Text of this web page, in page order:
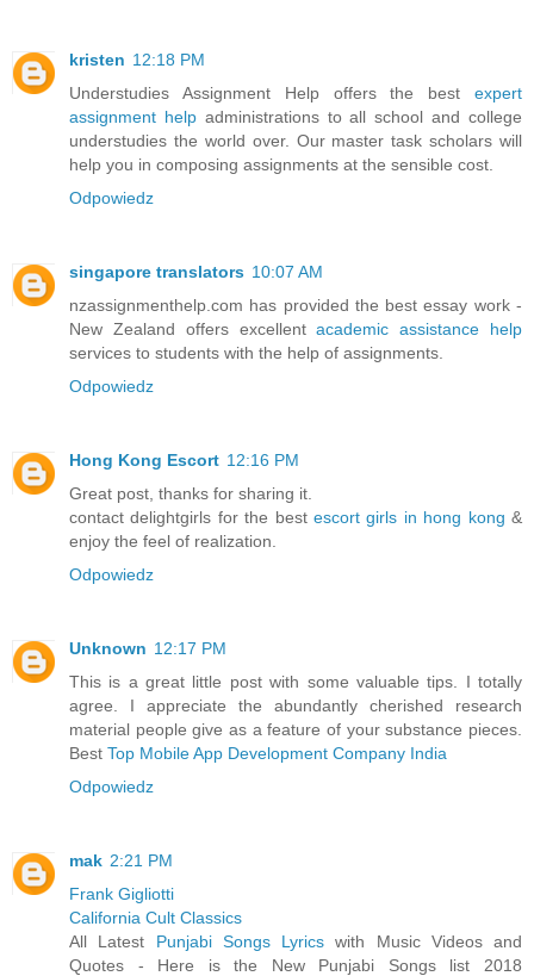
kristen 12:18 PM
Understudies Assignment Help offers the best expert
assignment helpadministrations to all school and college
understudies the world over. Our master task scholars will
help you in composing assignments at the sensible cost.
Odpowiedz
singapore translators 10:07 AM
nzassignmenthelp.com has provided the best essay work -
New Zealand offers excellentacademic assistance help
services to students with the help of assignments.
Odpowiedz
Hong Kong Escort 12:16 PM
Great post, thanks for sharing it.
contact delightgirls for the best escort girls in hong kong &
enjoy the feel of realization.
Odpowiedz
Unknown 12:17 PM
This is a great little post with some valuable tips. I totally
agree. I appreciate the abundantly cherished research
material people give as a feature of your substance pieces.
Best Top Mobile App Development Company India
Odpowiedz
mak 2:21 PM
Frank Gigliotti
California Cult Classics
All Latest Punjabi Songs Lyrics with Music Videos and
Quotes - Here is the New Punjabi Songs list 2018